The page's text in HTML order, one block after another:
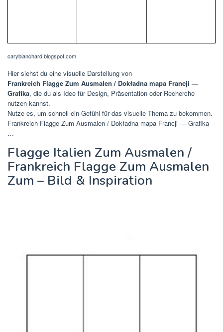
caryblanchard.blogspot.com
Hier siehst du eine visuelle Darstellung von
Frankreich Flagge Zum Ausmalen / Dokładna mapa Francji —
Grafika, die du als Idee für Design, Präsentation oder Recherche
nutzen kannst.
Nutze es, um schnell ein Gefühl für das visuelle Thema zu bekommen.
Frankreich Flagge Zum Ausmalen / Dokładna mapa Francji — Grafika
…
Flagge Italien Zum Ausmalen /
Frankreich Flagge Zum Ausmalen
Zum – Bild & Inspiration